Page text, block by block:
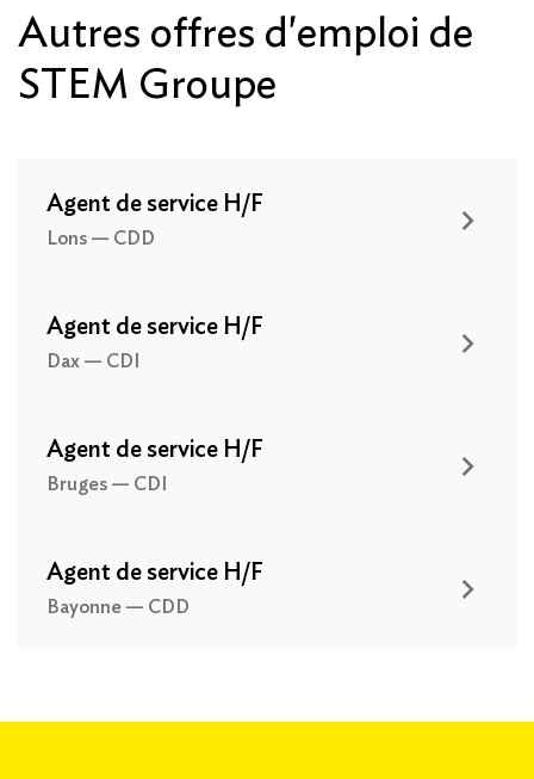
Autres offres d'emploi de
STEM Groupe
Agent de service H/F
Lons — CDD
Agent de service H/F
Dax — CDI
Agent de service H/F
Bruges — CDI
Agent de service H/F
Bayonne — CDD